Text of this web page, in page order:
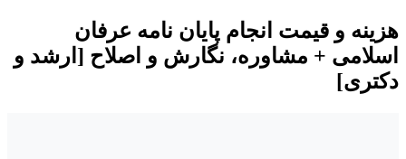
هزینه و قیمت انجام پایان نامه عرفان
اسلامی + مشاوره، نگارش و اصلاح [ارشد و
دکتری]